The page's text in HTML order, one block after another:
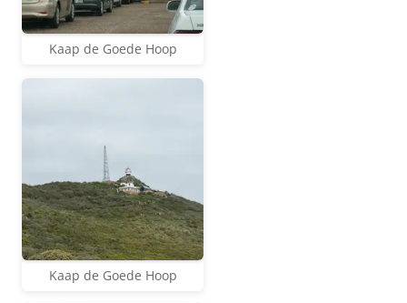
Kaap de Goede Hoop
Kaap de Goede Hoop